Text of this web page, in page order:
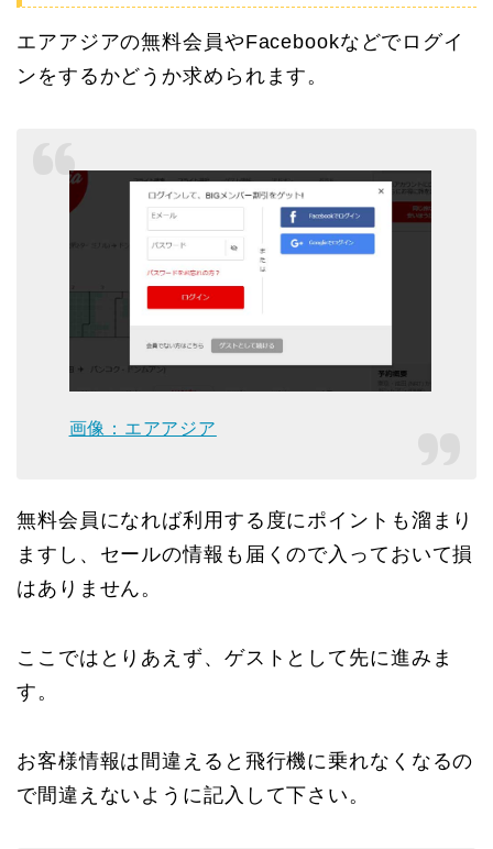
エアアジアの無料会員やFacebookなどでログイ
ンをするかどうか求められます。
画像：エアアジア
無料会員になれば利用する度にポイントも溜まり
ますし、セールの情報も届くので入っておいて損
はありません。
ここではとりあえず、ゲストとして先に進みま
す。
お客様情報は間違えると飛行機に乗れなくなるの
で間違えないように記入して下さい。